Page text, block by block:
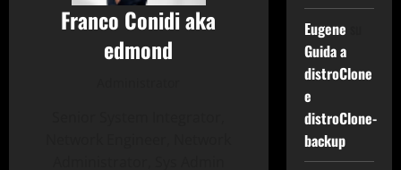
Franco Conidi aka
edmond
Eugene
Guida a
distroClone
e
distroClone-
backup